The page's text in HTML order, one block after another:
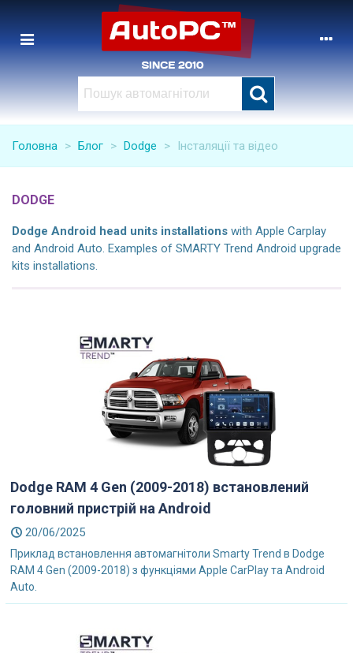
Головна > Блог > Dodge > Інсталяції та відео
DODGE
Dodge Android head units installations with Apple Carplay
and Android Auto. Examples of SMARTY Trend Android upgrade
kits installations.
Dodge RAM 4 Gen (2009-2018) встановлений
головний пристрій на Android
20/06/2025
Приклад встановлення автомагнітоли Smarty Trend в Dodge
RAM 4 Gen (2009-2018) з функціями Apple CarPlay та Android
Auto.